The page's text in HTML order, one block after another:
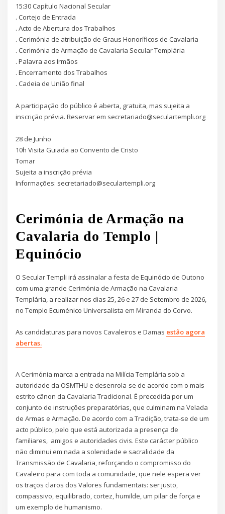
15:30 Capítulo Nacional Secular
. Cortejo de Entrada
. Acto de Abertura dos Trabalhos
. Cerimónia de atribuição de Graus Honoríficos de Cavalaria
. Cerimónia de Armação de Cavalaria Secular Templária
. Palavra aos Irmãos
. Encerramento dos Trabalhos
. Cadeia de União final
A participação do público é aberta, gratuita, mas sujeita a
inscrição prévia. Reservar em secretariado@seculartempli.org
28 de Junho
10h Visita Guiada ao Convento de Cristo
Tomar
Sujeita a inscrição prévia
Informações: secretariado@seculartempli.org
Cerimónia de Armação na
Cavalaria do Templo |
Equinócio
O Secular Templi irá assinalar a festa de Equinócio de Outono
com uma grande Cerimónia de Armação na Cavalaria
Templária, a realizar nos dias 25, 26 e 27 de Setembro de 2026,
no Templo Ecuménico Universalista em Miranda do Corvo.
As candidaturas para novos Cavaleiros e Damas estão agora
abertas.
A Cerimónia marca a entrada na Milícia Templária sob a
autoridade da OSMTHU e desenrola-se de acordo com o mais
estrito cânon da Cavalaria Tradicional. É precedida por um
conjunto de instruções preparatórias, que culminam na Velada
de Armas e Armação. De acordo com a Tradição, trata-se de um
acto público, pelo que está autorizada a presença de
familiares, amigos e autoridades civis. Este carácter público
não diminui em nada a solenidade e sacralidade da
Transmissão de Cavalaria, reforçando o compromisso do
Cavaleiro para com toda a comunidade, que nele espera ver
os traços claros dos Valores fundamentais: ser justo,
compassivo, equilibrado, cortez, humilde, um pilar de força e
um exemplo de humanismo.